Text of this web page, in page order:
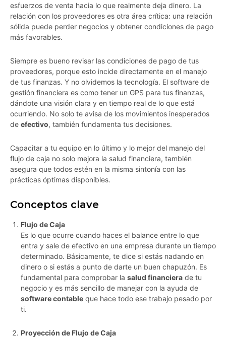
esfuerzos de venta hacia lo que realmente deja dinero. La
relación con los proveedores es otra área crítica: una relación
sólida puede perder negocios y obtener condiciones de pago
más favorables.
Siempre es bueno revisar las condiciones de pago de tus
proveedores, porque esto incide directamente en el manejo
de tus finanzas. Y no olvidemos la tecnología. El software de
gestión financiera es como tener un GPS para tus finanzas,
dándote una visión clara y en tiempo real de lo que está
ocurriendo. No solo te avisa de los movimientos inesperados
de efectivo, también fundamenta tus decisiones.
Capacitar a tu equipo en lo último y lo mejor del manejo del
flujo de caja no solo mejora la salud financiera, también
asegura que todos estén en la misma sintonía con las
prácticas óptimas disponibles.
Conceptos clave
Flujo de Caja
Es lo que ocurre cuando haces el balance entre lo que
entra y sale de efectivo en una empresa durante un tiempo
determinado. Básicamente, te dice si estás nadando en
dinero o si estás a punto de darte un buen chapuzón. Es
fundamental para comprobar la salud financiera de tu
negocio y es más sencillo de manejar con la ayuda de
software contable que hace todo ese trabajo pesado por
ti.
Proyección de Flujo de Caja